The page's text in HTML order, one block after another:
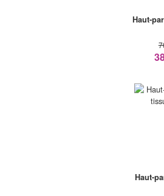
Haut-
Haut-